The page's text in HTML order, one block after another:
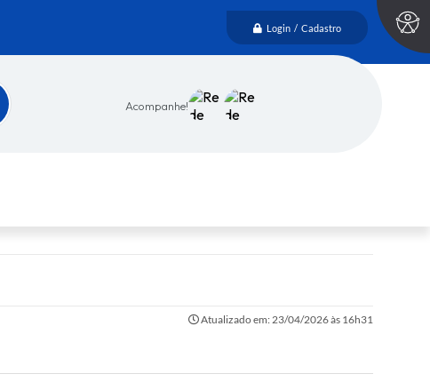
Login / Cadastro
Acompanhe!
Atualizado em: 23/04/2026 às 16h31